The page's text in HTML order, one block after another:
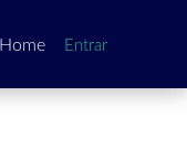
Home Entrar